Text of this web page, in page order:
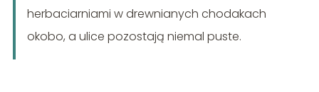
herbaciarniami w drewnianych chodakach
okobo, a ulice pozostają niemal puste.